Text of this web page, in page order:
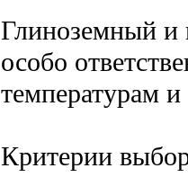
Глиноземный
особо
температурам и
Критерии